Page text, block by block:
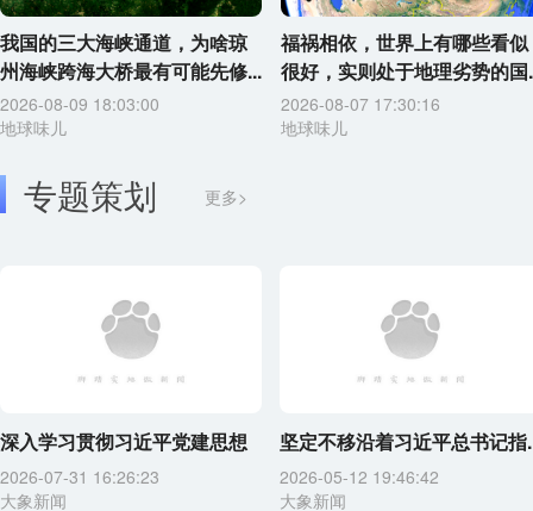
我国的三大海峡通道，为啥琼
州海峡跨海大桥最有可能先修...
2026-08-09 18:03:00
地球味儿
福祸相依，世界上有哪些看似
很好，实则处于地理劣势的国
2026-08-07 17:30:16
地球味儿
专题策划 更多>
深入学习贯彻习近平党建思想
2026-07-31 16:26:23
大象新闻
坚定不移沿着习近平总书记指
2026-05-12 19:46:42
大象新闻